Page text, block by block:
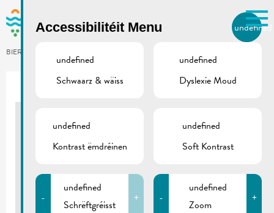
Skip to main content
BIERGER.REMICH.LU
Utilisez la recherche pour
Comme par exemple des contacts, des
Télévie 2017
22/04/2017
Accessibilitéit Menu undefined
undefined
Schwaarz & wäiss
undefined
Dyslexie Moud
undefined
Kontrast ëmdréinen
undefined
Soft Kontrast
-
undefined
Schrëftgréisst
+ -
undefined
Zoom
+